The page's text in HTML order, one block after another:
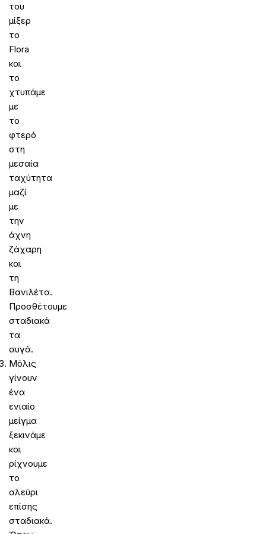
του
μίξερ
το
Flora
και
το
χτυπάμε
με
το
φτερό
στη
μεσαία
ταχύτητα
μαζί
με
την
άχνη
ζάχαρη
και
τη
Βανιλέτα.
Προσθέτουμε
σταδιακά
τα
αυγά.
Μόλις
γίνουν
ένα
ενιαίο
μείγμα
ξεκινάμε
και
ρίχνουμε
το
αλεύρι
επίσης
σταδιακά.